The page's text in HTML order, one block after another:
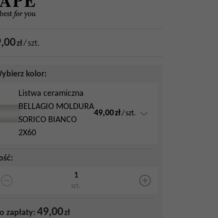
zł/szt.
kolor:
Listwa ceramiczna
BELLAGIO MOLDURA
SORICO BIANCO
2X60
49,00zł/szt.
:
szt.
zapłaty: 49,00zł